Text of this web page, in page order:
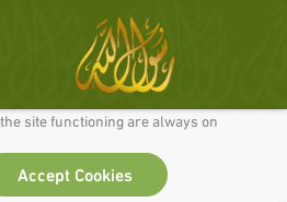
and so we can continually improve it.
site functioning are always on
Accept Cookies